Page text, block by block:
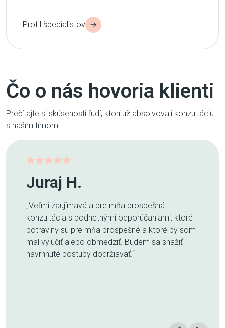
Profil špecialistov
Čo o nás hovoria klienti
Prečítajte si skúsenosti ľudí, ktorí už absolvovali konzultáciu
s naším tímom.
Juraj H.
„Veľmi zaujímavá a pre mňa prospešná
konzultácia s podnetnými odporúčaniami, ktoré
potraviny sú pre mňa prospešné a ktoré by som
mal vylúčiť alebo obmedziť. Budem sa snažiť
navrhnuté postupy dodržiavať.“